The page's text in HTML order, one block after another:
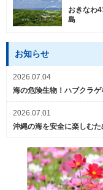
おきなわ
島
お知らせ
2026.07.04
海の危険生物！ハブクラゲ
2026.07.01
沖縄の海を安全に楽しむ